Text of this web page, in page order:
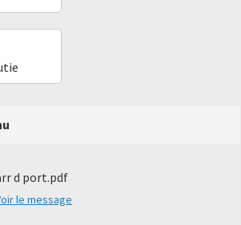
d port.pdf
le message